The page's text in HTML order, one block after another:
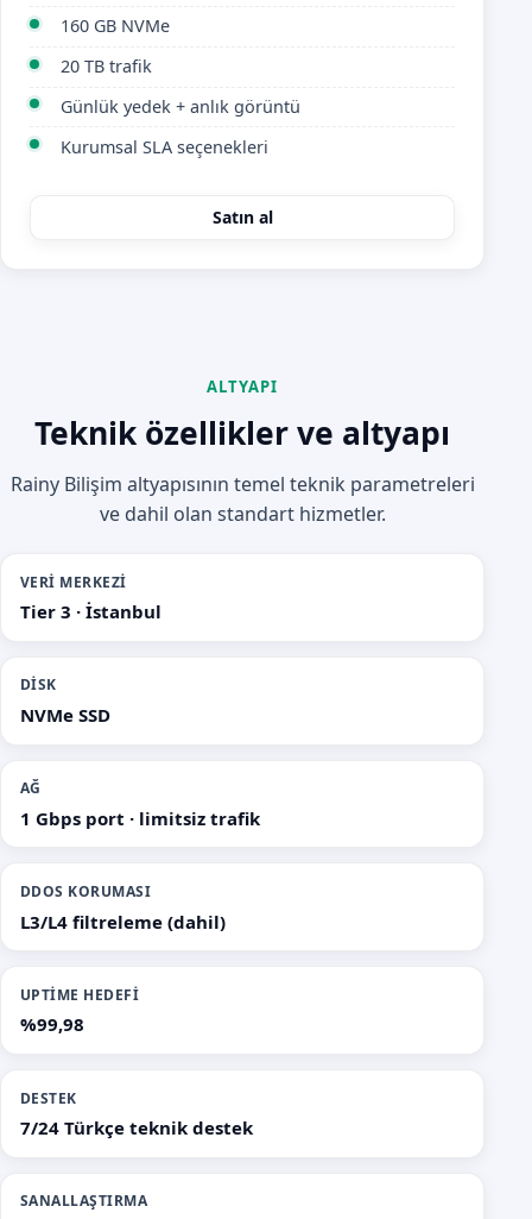
160 GB NVMe
20 TB trafik
Günlük yedek + anlık görüntü
Kurumsal SLA seçenekleri
Satın al
ALTYAPI
Teknik özellikler ve altyapı
Rainy Bilişim altyapısının temel teknik parametreleri
ve dahil olan standart hizmetler.
VERI MERKEZI
Tier 3 · İstanbul
DISK
NVMe SSD
AĞ
1 Gbps port · limitsiz trafik
DDOS KORUMASI
L3/L4 filtreleme (dahil)
UPTIME HEDEFI
%99,98
DESTEK
7/24 Türkçe teknik destek
SANALLAŞTIRMA